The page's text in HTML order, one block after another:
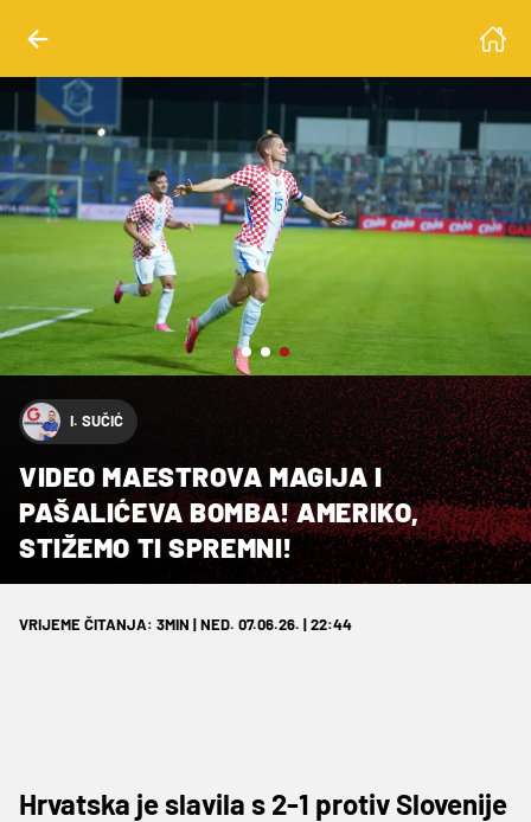
I. SUČIĆ
VIDEO MAESTROVA MAGIJA I
PAŠALIĆEVA BOMBA! AMERIKO,
STIŽEMO TI SPREMNI!
VRIJEME ČITANJA: 3MIN | NED. 07.06.26. | 22:44
Hrvatska je slavila s 2-1 protiv Slovenije